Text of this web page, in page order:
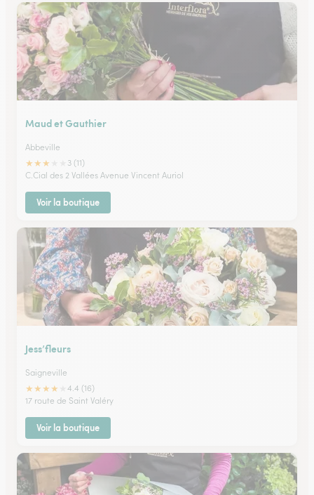
Maud et Gauthier
Abbeville
★★★
3 (11)
C.Cial des 2 Vallées Avenue Vincent Auriol
Voir la boutique
Jess’fleurs
Saigneville
★★★★
4.4 (16)
17 route de Saint Valéry
Voir la boutique